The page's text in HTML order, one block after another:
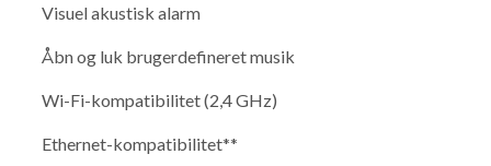
Visuel akustisk alarm
Åbn og luk brugerdefineret musik
Wi-Fi-kompatibilitet (2,4 GHz)
Ethernet-kompatibilitet**